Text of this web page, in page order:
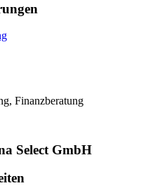
Finanzberatung
Select GmbH